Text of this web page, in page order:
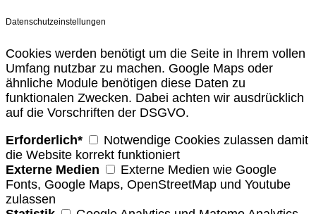
Datenschutzeinstellungen
Cookies werden benötigt um die Seite in Ihrem vollen
Umfang nutzbar zu machen. Google Maps oder
ähnliche Module benötigen diese Daten zu
funktionalen Zwecken. Dabei achten wir ausdrücklich
auf die Vorschriften der DSGVO.
Erforderlich*
Notwendige Cookies zulassen damit
die Website korrekt funktioniert
Externe Medien
Externe Medien wie Google
Fonts, Google Maps, OpenStreetMap und Youtube
zulassen